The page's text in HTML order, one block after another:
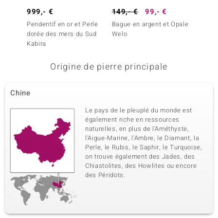
Zircon 43 à 1,5 mm
Poids total en carat
0,98 ct
Taille de la pierre
Rond
Sertissage
Dénomination exacte
21 à 1,3 mm
0,2 ct
Taille de la pierre
Rond
Sertissage
Serti griffe
Origine
Cambodge
6ème pierre
Dénomination exacte
Zircon
Poids total en carat Taille de la pierre
999,- €
Pendentif en or et Perle
dorée des mers du Sud
Kabira
149,- € 99,- €
Bague en argent et Opale
Welo
Origine de pierre principale
Chine
Le pays de le pleuplé du monde est
également riche en ressources
naturelles, en plus de l'Améthyste,
l'Aigue-Marine, l'Ambre, le Diamant, la
Perle, le Rubis, le Saphir, le Turquoise,
on trouve également des Jades, des
Chiastolites, des Howlites ou encore
des Péridots.